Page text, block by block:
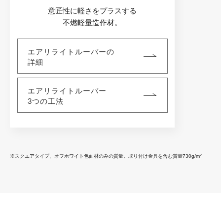
意匠性に軽さをプラスする
不燃軽量造作材。
エアリライトルーバーの
詳細
エアリライトルーバー
3つの工法
※スクエアタイプ、オフホワイト色面材のみの質量。取り付け金具を含む質量730g/m2